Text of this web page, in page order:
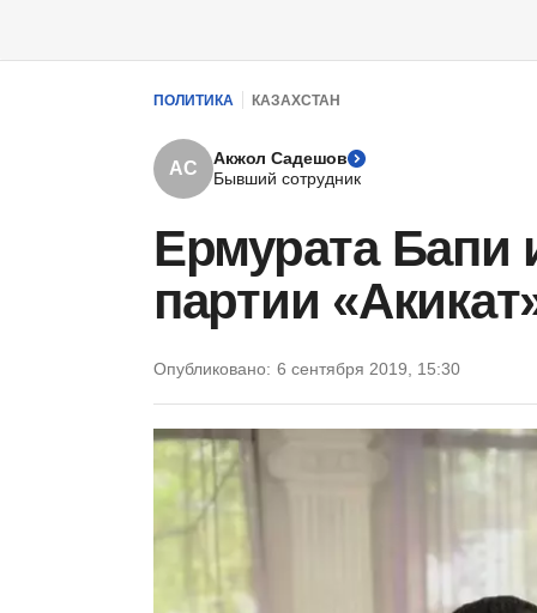
ПОЛИТИКА КАЗАХСТАН
АС
Акжол Садешов
Бывший сотрудник
Ермурата Бапи
партии
Опубликовано: 6 сентября 2019, 15:30